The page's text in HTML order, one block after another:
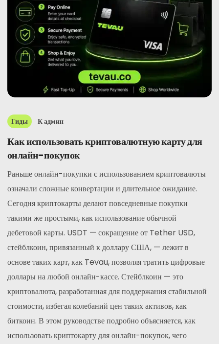
Гиды Кадмин
Как использовать криптовалютную карту для
онлайн-покупок
Раньше онлайн-покупки с использованием криптовалюты
означали сложные конвертации и длительное ожидание.
Сегодня криптокарты делают повседневные покупки
такими же простыми, как использование обычной
дебетовой карты. USDT — сокращение от Tether USD,
стейблкоин, привязанный к доллару США, — лежит в
основе таких карт, как Tevau, позволяя тратить цифровые
доллары на любой онлайн-кассе. Стейблкоин — это
криптовалюта, разработанная для поддержания стабильной
стоимости, избегая колебаний цен таких активов, как
биткоин. В этом руководстве подробно объясняется, как
использовать криптокарту для онлайн-покупок, чего